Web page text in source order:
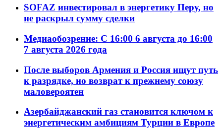
SOFAZ инвестировал в энергетику Перу, но
не раскрыл сумму сделки
Медиаобозрение: С 16:00 6 августа до 16:00
7 августа 2026 года
После выборов Армения и Россия ищут путь
к разрядке, но возврат к прежнему союзу
маловероятен
Азербайджанский газ становится ключом к
энергетическим амбициям Турции в Европе